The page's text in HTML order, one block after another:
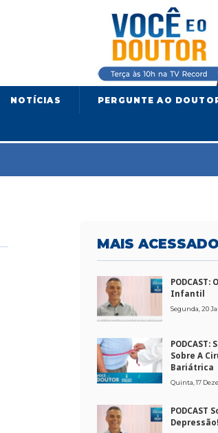
NOTÍCIAS PERGUNTE AO
MAIS
PODCAST:
Infantil
Segunda, 20
PODCAST:
Sobre A
Bariátrica
Quinta, 17
PODCAST